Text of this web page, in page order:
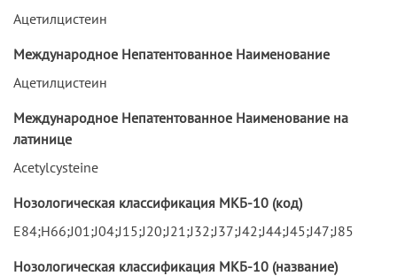
Ацетилцистеин
Международное Непатентованное Наименование
Ацетилцистеин
Международное Непатентованное Наименование на
латинице
Acetylcysteine
Нозологическая классификация МКБ-10 (код)
E84;H66;J01;J04;J15;J20;J21;J32;J37;J42;J44;J45;J47;J85
Нозологическая классификация МКБ-10 (название)